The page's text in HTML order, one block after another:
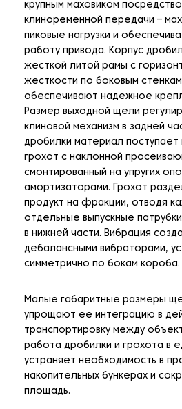
крупным маховиком
клиноременной передачи –
пиковые нагрузки и
работу привода. Корпус
жесткой литой рамы с
жесткости по боковым
обеспечивают надежное
Размер выходной щели
клиновой механизм в задней
дробилки материал поступает
грохот с наклонной
смонтированный на упругих
амортизаторами. Грохот
продукт на фракции, отводя
отдельные выпускные
в нижней части. Вибрация
дебалансными вибраторами,
симметрично по бокам короба.
Малые габаритные размеры
упрощают ее интеграцию в
транспортировку между
работа дробилки и грохота в
устраняет необходимость в
накопительных бункерах и
площадь.